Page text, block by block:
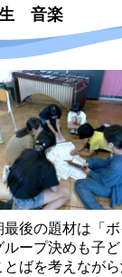
生 音楽
最後の題材は「
ループ決めも子
とばを考えなが